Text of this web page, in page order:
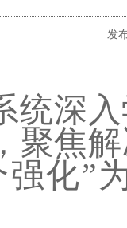
发
统深
聚焦
强化”